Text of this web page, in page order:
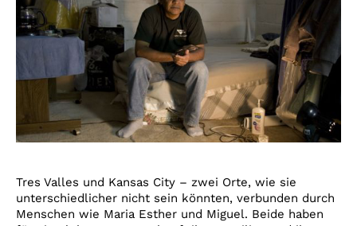
Tres Valles und Kansas City – zwei Orte, wie sie
unterschiedlicher nicht sein könnten, verbunden durch
Menschen wie Maria Esther und Miguel. Beide haben